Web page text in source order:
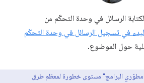
استخدِم Console API لكتابة الرسائل في وحدة التحكّم من
في تسجيل الرسائل في وحدة التحكّم
حول الموضوع.
البرامج" مستوى خطورة لمعظم طرق